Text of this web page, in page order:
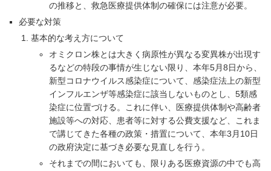
の推移と、救急医療提供体制の確保には注意が必要。
必要な対策
基本的な考え方について
オミクロン株とは大きく病原性が異なる変異株が出現す
るなどの特段の事情が生じない限り、本年5月8日から、
新型コロナウイルス感染症について、感染症法上の新型
インフルエンザ等感染症に該当しないものとし、5類感
染症に位置づける。これに伴い、医療提供体制や高齢者
施設等への対応、患者等に対する公費支援など、これま
で講じてきた各種の政策・措置について、本年3月10日
の政府決定に基づき必要な見直しを行う。
それまでの間においても、限りある医療資源の中でも高